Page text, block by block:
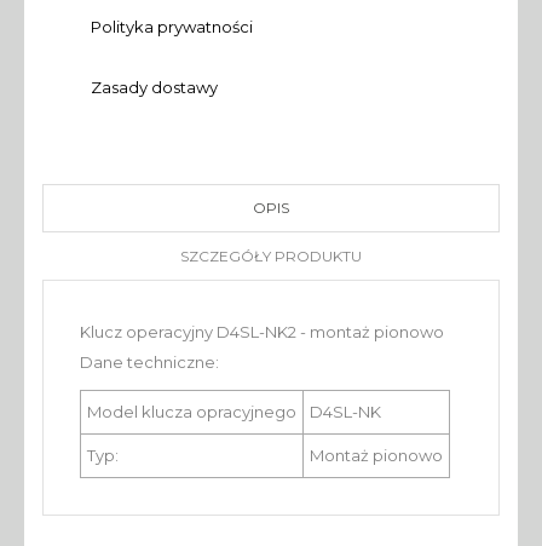
Polityka prywatności
Zasady dostawy
OPIS
SZCZEGÓŁY PRODUKTU
Klucz operacyjny D4SL-NK2 - montaż pionowo
Dane techniczne:
Model klucza opracyjnego D4SL-NK
Typ: Montaż pionowo